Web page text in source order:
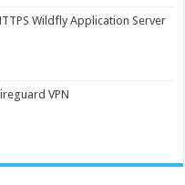
Wildfly Application Server
VPN